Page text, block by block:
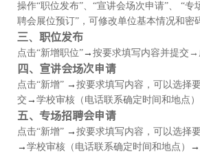
操作“职位发布”、“宣讲会场次申请”、 “专
聘会展位预订”，可修改单位基本情况和密
三、 职位发布
点击“新增职位”→ 按要求填写内容并提交 →
四、宣讲会场次申请
点击“新增” → 按要求填写内容，可以选择
交 → 学校审核（电话联系确定时间和地点）
五、专场招聘会申请
点击“新增” → 按要求填写内容，可以选择
→ 学校审核（电话联系确定时间和地点） →